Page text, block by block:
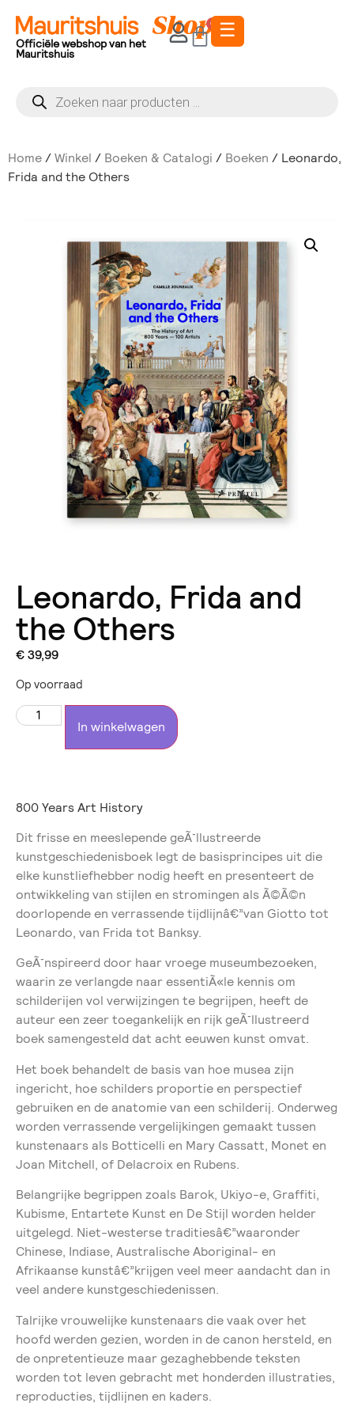
Officiële webshop van het
Mauritshuis
0 ☰
Home/Winkel / Boeken & Catalogi / Boeken / Leonardo,
Frida and the Others
Leonardo, Frida and
the Others
€39,99
Op voorraad
In winkelwagen
800 Years Art History
Dit frisse en meeslepende geÃ¯llustreerde
kunstgeschiedenisboek legt de basisprincipes uit die
elke kunstliefhebber nodig heeft en presenteert de
ontwikkeling van stijlen en stromingen als Ã©Ã©n
doorlopende en verrassende tijdlijnâ€”van Giotto tot
Leonardo, van Frida tot Banksy.
GeÃ¯nspireerd door haar vroege museumbezoeken,
waarin ze verlangde naar essentiÃ«le kennis om
schilderijen vol verwijzingen te begrijpen, heeft de
auteur een zeer toegankelijk en rijk geÃ¯llustreerd
boek samengesteld dat acht eeuwen kunst omvat.
Het boek behandelt de basis van hoe musea zijn
ingericht, hoe schilders proportie en perspectief
gebruiken en de anatomie van een schilderij. Onderweg
worden verrassende vergelijkingen gemaakt tussen
kunstenaars als Botticelli en Mary Cassatt, Monet en
Joan Mitchell, of Delacroix en Rubens.
Belangrijke begrippen zoals Barok, Ukiyo-e, Graffiti,
Kubisme, Entartete Kunst en De Stijl worden helder
uitgelegd. Niet-westerse traditiesâ€”waaronder
Chinese, Indiase, Australische Aboriginal- en
Afrikaanse kunstâ€”krijgen veel meer aandacht dan in
veel andere kunstgeschiedenissen.
Talrijke vrouwelijke kunstenaars die vaak over het
hoofd werden gezien, worden in de canon hersteld, en
de onpretentieuze maar gezaghebbende teksten
worden tot leven gebracht met honderden illustraties,
reproducties, tijdlijnen en kaders.